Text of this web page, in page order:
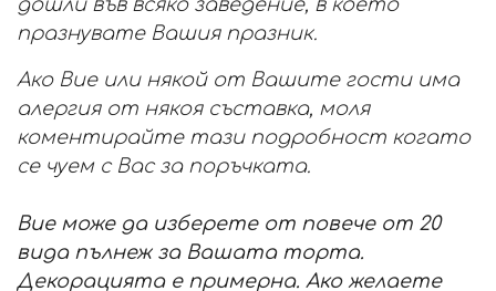
дошли във всяко заведение, в което
празнувате Вашия празник.
Ако Вие или някой от Вашите гости има
алергия от някоя съставка, моля
коментирайте тази подробност когато
се чуем с Вас за поръчката.
Вие може да изберете от повече от 20
вида пълнеж за Вашата торта.
Декорацията е примерна. Ако желаете